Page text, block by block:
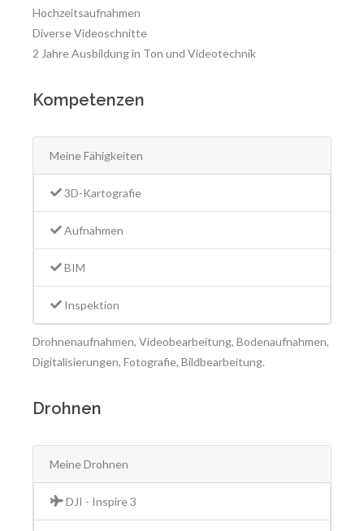
Hochzeitsaufnahmen
Diverse Videoschnitte
2 Jahre Ausbildung in Ton und Videotechnik
Kompetenzen
Meine Fähigkeiten
3D-Kartografie
Aufnahmen
BIM
Inspektion
Drohnenaufnahmen, Videobearbeitung, Bodenaufnahmen,
Digitalisierungen, Fotografie, Bildbearbeitung.
Drohnen
Meine Drohnen
DJI - Inspire 3